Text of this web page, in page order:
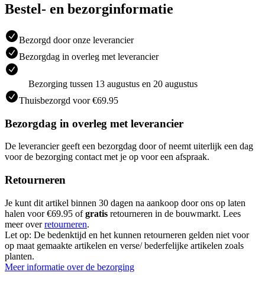
Bestel- en bezorginformatie
Bezorgd door onze leverancier
Bezorgdag in overleg met leverancier
Bezorging tussen 13 augustus en 20 augustus
Thuisbezorgd voor €69.95
Bezorgdag in overleg met leverancier
De leverancier geeft een bezorgdag door of neemt uiterlijk een dag
voor de bezorging contact met je op voor een afspraak.
Retourneren
Je kunt dit artikel binnen 30 dagen na aankoop door ons op laten
halen voor €69.95 ofgratis retourneren in de bouwmarkt. Lees
meer overretourneren.
Let op: De bedenktijd en het kunnen retourneren gelden niet voor
op maat gemaakte artikelen en verse/ bederfelijke artikelen zoals
planten.
Meer informatie over de bezorging